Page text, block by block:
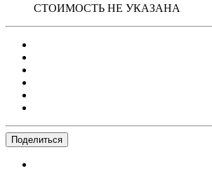
СТОИМОСТЬ НЕ УКАЗАНА
Поделиться